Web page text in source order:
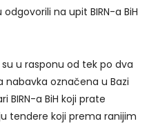
na upit BIRN-a BiH
u rasponu od tek po dva
označena u Bazi
BIRN-a BiH koji prate
tendere koji prema ranijim